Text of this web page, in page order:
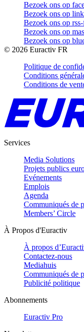
Bezoek ons op
Bezoek ons op
Bezoek ons op
Bezoek ons op
Bezoek ons op
© 2026 Euractiv FR
Politique de
Conditions
Conditions de
Services
Media Solutions
Projets publics
Evénements
Emplois
Agenda
Communiqués de
Members’ Circle
À Propos d'Euractiv
À propos
Contactez-nous
Mediahuis
Communiqués de
Publicité politique
Abonnements
Euractiv Pro